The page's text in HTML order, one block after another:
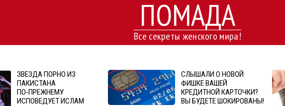
ПОМАДА
Все секреты женского мира!
ЗВЕЗДА ПОРНО ИЗ
ПАКИСТАНА
ПО‑ПРЕЖНЕМУ
ИСПОВЕДУЕТ ИСЛАМ
СЛЫШАЛИ О НОВОЙ
ФИШКЕ ВАШЕЙ
КРЕДИТНОЙ КАРТОЧКИ?
ВЫ БУДЕТЕ ШОКИРОВАНЫ!